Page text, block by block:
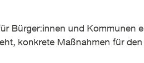
Bürger:innen und Kommunen
konkrete Maßnahmen für